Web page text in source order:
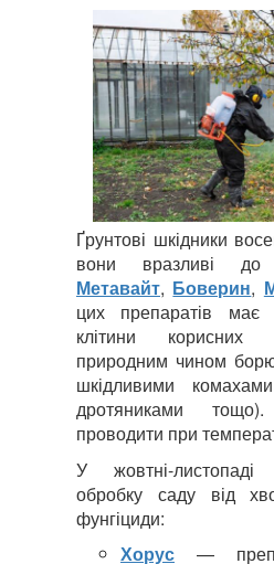
Ґрунтові шкідники
вони вразливі до
Метавайт, Боверин,
цих препаратів має
клітини корисних
природним чином
шкідливими
дротяниками
проводити при
У жовтні-
обробку саду від
фунгіциди:
Хорус —